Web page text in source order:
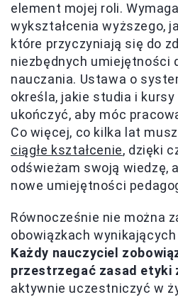
element mojej roli.
wykształcenia wyższego,
które przyczyniają się do
niezbędnych umiejętności
nauczania. Ustawa o
określa, jakie studia i
ukończyć, aby móc
Co więcej, co kilka lat
ciągłe kształcenie, dzięki
odświeżam swoją wiedzę,
nowe umiejętności
Równocześnie nie można
obowiązkach
Każdy nauczyciel
przestrzegać zasad etyki
aktywnie uczestniczyć w